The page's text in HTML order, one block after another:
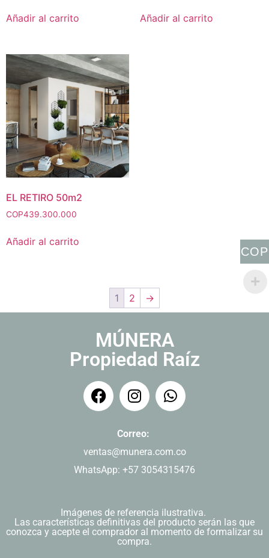
Añadir al carrito Añadir al carrito
EL RETIRO 50m2
COP439.300.000
Añadir al carrito
1 2 →
MÚNERA
Propiedad Raíz
Correo:
ventas@munera.com.co
WhatsApp: +57 3054315476
Imágenes de referencia ilustrativa.
Las características definitivas del producto serán las que
conozca y acepte el comprador al momento de formalizar su
compra.
COP